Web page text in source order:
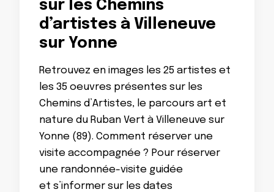
sur les Chemins
d’artistes à Villeneuve
sur Yonne
Retrouvez en images les 25 artistes et
les 35 oeuvres présentes sur les
Chemins d’Artistes, le parcours art et
nature du Ruban Vert à Villeneuve sur
Yonne (89). Comment réserver une
visite accompagnée ? Pour réserver
une randonnée-visite guidée
et s’informer sur les dates